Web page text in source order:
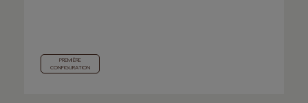
PREMIÈRE
CONFIGURATION